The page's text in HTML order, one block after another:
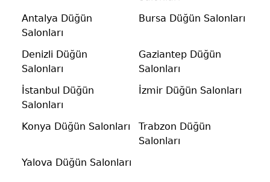
Antalya Düğün
Salonları
Bursa Düğün Salonları
Denizli Düğün
Salonları
Gaziantep Düğün
Salonları
İstanbul Düğün
Salonları
İzmir Düğün Salonları
Konya Düğün Salonları
Trabzon Düğün
Salonları
Yalova Düğün Salonları